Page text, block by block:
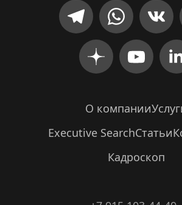
О компании
Executive SearchСтатьи
Кадроскоп